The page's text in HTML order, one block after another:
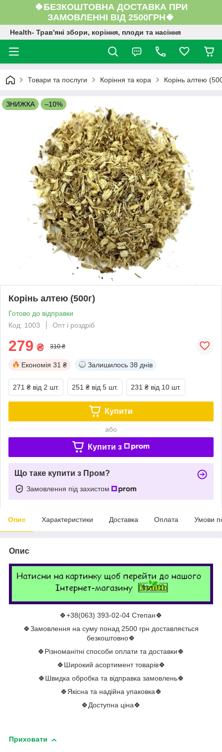
🍀БЕЗКОШТОВНА ДОСТАВКА ПРИ
ЗАМОВЛЕННІ ВІД 2500ГРН🍀
Health- Трав'яні збори, коріння, плоди та насіння
Товари та послуги Коріння та кора Корінь алтею
ЗНИЖКА –10%
Корінь алтею (500г)
Готово до відправки
Код: 1003
Опт і роздріб
279 ₴ 310 ₴
Економія 31 ₴ Залишилось 38 днів
271 ₴ від 2 шт. 251 ₴ від 5 шт. 231 ₴ від 10 шт.
Купити
або
Купити з
Що таке купити з Пром?
Замовлення під захистом
Опис Характеристики Доставка Оплата Умови
Опис
🍀+38(063) 393-02-04 Степан🍀
🍀Замовлення на суму понад 2500 грн доставляється
безкоштовно🍀
🍀Різноманітні способи оплати та доставки🍀
🍀Широкий асортимент товарів🍀
🍀Швидка обробка та відправка замовлень🍀
🍀Якісна та надійна упаковка🍀
🍀Доступна ціна🍀
Приховати